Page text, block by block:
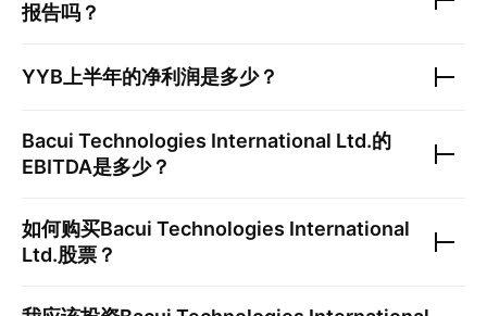
报告吗？
YYB 上半年的净利润是多少？
Bacui Technologies International Ltd.的
EBITDA是多少？
如何购买Bacui Technologies International
Ltd.股票？